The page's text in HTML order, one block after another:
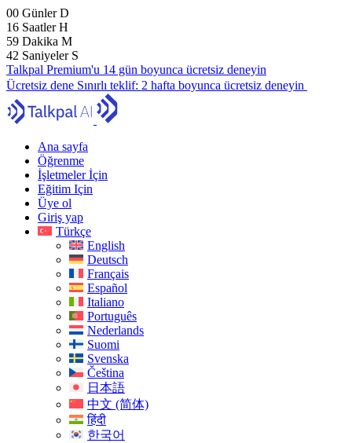
00 GünlerD
16 SaatlerH
59 Dakika M
41 Saniyeler S
Talkpal Premium'u 14 gün boyunca ücretsiz deneyin
Ücretsiz dene Sınırlı teklif: 2 hafta boyunca ücretsiz deneyin
Ana sayfa
Öğrenme
İşletmeler İçin
Eğitim Için
Üye ol
Giriş yap
Türkçe
English
Deutsch
Français
Español
Italiano
Português
Nederlands
Suomi
Svenska
Čeština
日本語
中文 (简体)
हिंदी
한국어